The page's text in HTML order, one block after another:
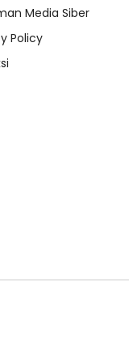
Media Siber
Policy